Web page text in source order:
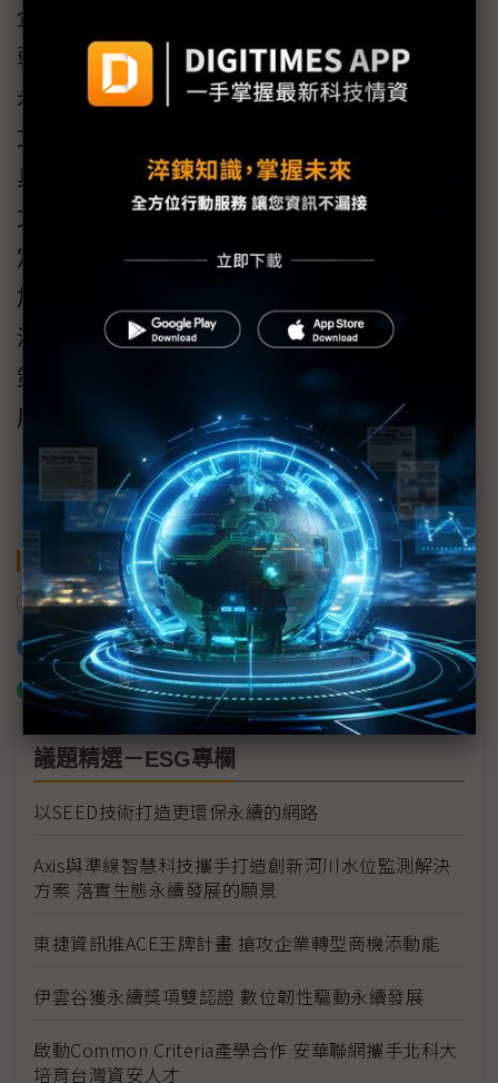
企業的社會創新理念，裕融除持續致力於改善
弱勢族群基本生活民需的不平等，朝向聯合國
永續發展目標SDGs多項指標努力外，也透過與
文策院建構長期的創新夥伴關係，用移動平權
具體落實文化平權，提升每個地區、每個人的
文化受教基本權利。文策院董事長蔡嘉駿也肯
定裕融企業為文化發展產業提供創新的活力及
加深文化產業的韌性貢獻。未來裕融也將持續
深耕發展更多元的文化平權的合作模式，與文
策院及藝文團體共同提升文化內容產業的發
展，實現企業社會責任的永續影響力。
關鍵字
文化內容策進院
加入已選取到「關鍵字追蹤」
什麼是「關鍵字追蹤」
議題精選－ESG專欄
以SEED技術打造更環保永續的網路
Axis與準線智慧科技攜手打造創新河川水位監測解決
方案 落實生態永續發展的願景
東捷資訊推ACE王牌計畫 搶攻企業轉型商機添動能
伊雲谷獲永續獎項雙認證 數位韌性驅動永續發展
啟動Common Criteria產學合作 安華聯網攜手北科大
培育台灣資安人才